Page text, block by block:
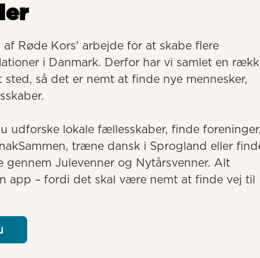
Røde Kors' arbejde for at skabe flere
i Danmark. Derfor har vi samlet en
sted, så det er nemt at finde nye mennesker,
udforske lokale fællesskaber, finde
træne dansk i Sprogland eller
gennem Julevenner og Nytårsvenner. Alt
app – fordi det skal være nemt at finde vej til